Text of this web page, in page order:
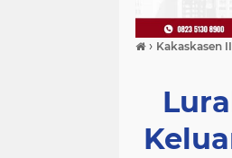
› Kakaskasen II